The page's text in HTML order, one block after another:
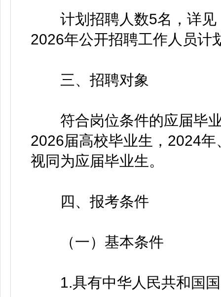
计划招聘人数5名，详见
2026年公开招聘工作人员计
三、招聘对象
符合岗位条件的应届毕业
2026届高校毕业生，2024
视同为应届毕业生。
四、报考条件
（一）基本条件
1.具有中华人民共和国国